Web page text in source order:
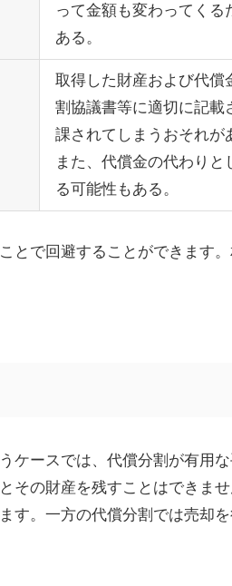
って金額も変わってく
ある。
取得した財産および代償
割協議書等に適切に記載
課されてしまうおそれが
また、代償金の代わり
る可能性もある。
で回避することができます
ケースでは、代償分割が有用
その財産を残すことはできま
。一方の代償分割では売却を